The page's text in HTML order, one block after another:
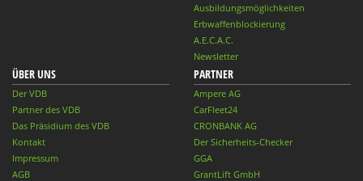
Ausbildungsmöglichkeiten
Erbwaffenblockierung
A.E.C.A.C.
Newsletter
ÜBER UNS
Der VDB
Partner des VDB
Das Präsidium des VDB
Kontakt
Impressum
AGB
PARTNER
Ampere AG
CarFleet24
CRONBANK AG
Der Sicherheits-Checker
GGA
GrantLift GmbH